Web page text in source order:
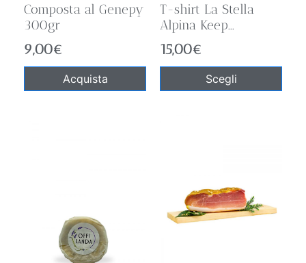
Composta al Genepy
300gr
9,00€
Acquista
T-shirt La Stella
Alpina Keep...
15,00€
Scegli